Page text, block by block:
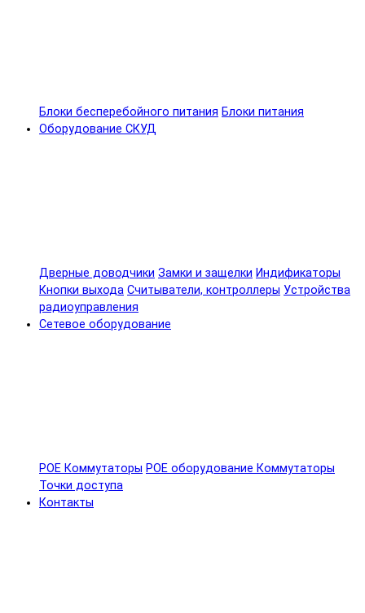
Блоки бесперебойного питания Блоки питания
Оборудование СКУД
Дверные доводчики Замки и защелки Индификаторы
Кнопки выхода Считыватели, контроллеры Устройства
радиоуправления
Сетевое оборудование
POE Коммутаторы POE оборудование Коммутаторы
Точки доступа
Контакты